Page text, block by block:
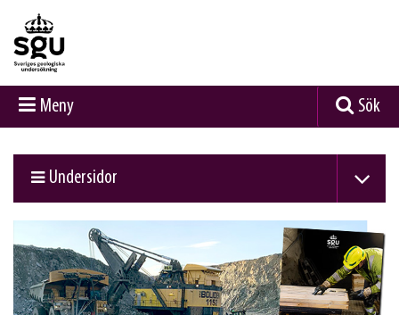
Meny Sök
Undersidor